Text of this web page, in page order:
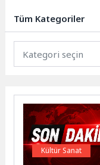
Şam...
Tüm Kategoriler
Kültür Sanat